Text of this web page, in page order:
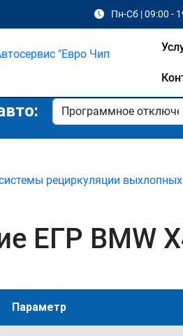
Пн-Сб | 09:00 -
рециркуляции выхлопных
ЕГР BMW
Параметр